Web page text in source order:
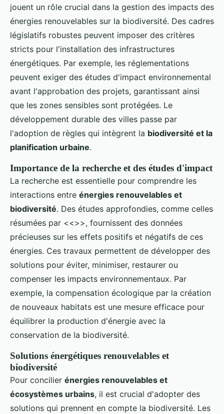
jouent un rôle crucial dans la gestion des impacts des
énergies renouvelables sur la biodiversité. Des cadres
législatifs robustes peuvent imposer des critères
stricts pour l'installation des infrastructures
énergétiques. Par exemple, les réglementations
peuvent exiger des études d'impact environnemental
avant l'approbation des projets, garantissant ainsi
que les zones sensibles sont protégées. Le
développement durable des villes passe par
l'adoption de règles qui intègrent la biodiversité et la
planification urbaine.
Importance de la recherche et des études d'impact
La recherche est essentielle pour comprendre les
interactions entre énergies renouvelables et
biodiversité. Des études approfondies, comme celles
résumées par <<>>, fournissent des données
précieuses sur les effets positifs et négatifs de ces
énergies. Ces travaux permettent de développer des
solutions pour éviter, minimiser, restaurer ou
compenser les impacts environnementaux. Par
exemple, la compensation écologique par la création
de nouveaux habitats est une mesure efficace pour
équilibrer la production d'énergie avec la
conservation de la biodiversité.
Solutions énergétiques renouvelables et
biodiversité
Pour concilier énergies renouvelables et
écosystèmes urbains, il est crucial d'adopter des
solutions qui prennent en compte la biodiversité. Les